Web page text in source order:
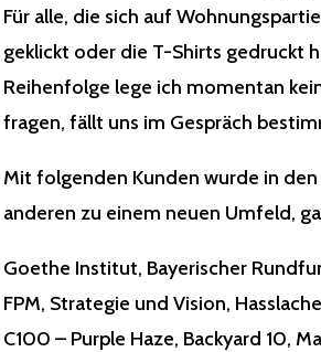
Für alle, die sich auf
geklickt oder die T-Shirts gedruckt
Reihenfolge lege ich momentan
fragen, fällt uns im Gespräch
Mit folgenden Kunden wurde in
anderen zu einem neuen Umfeld,
Goethe Institut, Bayerischer
FPM, Strategie und Vision,
C100 – Purple Haze, Backyard 10,